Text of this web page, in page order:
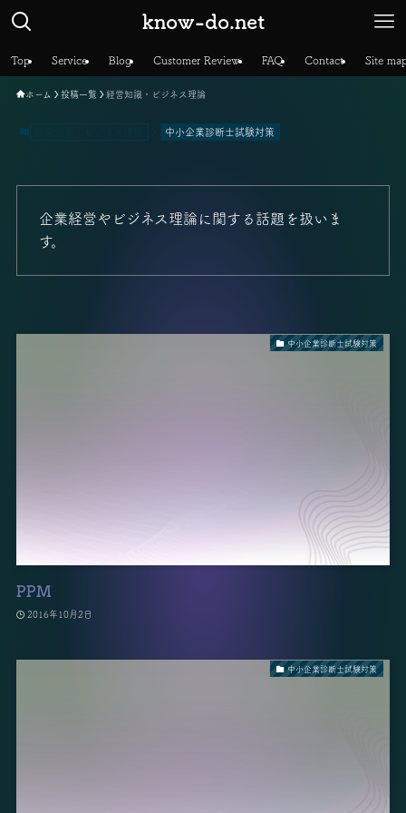
know-do.net
Top Service Blog Customer Review FAQ Contact Site
ホーム 投稿一覧 経営知識・ビジネス理論
経営知識・ビジネス理論 中小企業診断士試験対策
企業経営やビジネス理論に関する話題を扱いま
す。
中小企業診断士試験対策
PPM
2016年10月2日
中小企業診断士試験対策